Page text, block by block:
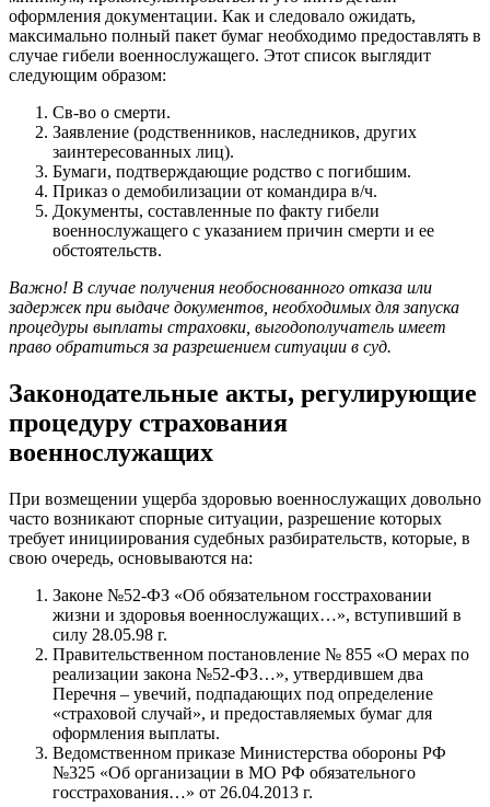
оформления документации. Как и следовало ожидать,
максимально полный пакет бумаг необходимо предоставлять в
случае гибели военнослужащего. Этот список выглядит
следующим образом:
Св-во о смерти.
Заявление (родственников, наследников, других
заинтересованных лиц).
Бумаги, подтверждающие родство с погибшим.
Приказ о демобилизации от командира в/ч.
Документы, составленные по факту гибели
военнослужащего с указанием причин смерти и ее
обстоятельств.
Важно! В случае получения необоснованного отказа или
задержек при выдаче документов, необходимых для запуска
процедуры выплаты страховки, выгодополучатель имеет
право обратиться за разрешением ситуации в суд.
Законодательные акты, регулирующие
процедуру страхования
военнослужащих
При возмещении ущерба здоровью военнослужащих довольно
часто возникают спорные ситуации, разрешение которых
требует инициирования судебных разбирательств, которые, в
свою очередь, основываются на:
Законе №52-ФЗ «Об обязательном госстраховании
жизни и здоровья военнослужащих…», вступивший в
силу 28.05.98 г.
Правительственном постановление № 855 «О мерах по
реализации закона №52-ФЗ…», утвердившем два
Перечня – увечий, подпадающих под определение
«страховой случай», и предоставляемых бумаг для
оформления выплаты.
Ведомственном приказе Министерства обороны РФ
№325 «Об организации в МО РФ обязательного
госстрахования…» от 26.04.2013 г.